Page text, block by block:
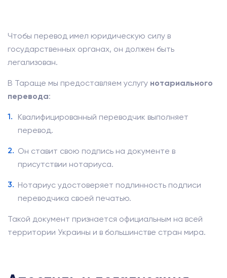
Чтобы перевод имел юридическую силу в
государственных органах, он должен быть
легализован.
В Тараще мы предоставляем услугу нотариального
перевода:
Квалифицированный переводчик выполняет
перевод.
Он ставит свою подпись на документе в
присутствии нотариуса.
Нотариус удостоверяет подлинность подписи
переводчика своей печатью.
Такой документ признается официальным на всей
территории Украины и в большинстве стран мира.